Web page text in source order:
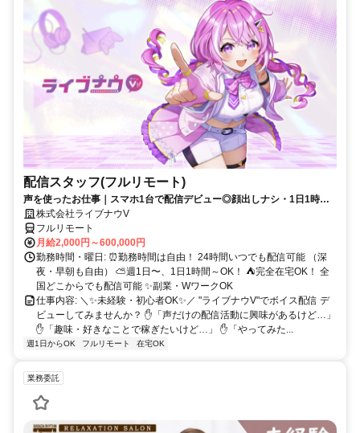
配信スタッフ(フルリモート)
声を使ったお仕事｜スマホ1台で配信デビュー◎顔出しナシ・1日1時間
～OK♪
株式会社ライブナウV
フルリモート
月給2,000円～600,000円
勤務時間・曜日: ⏰勤務時間は自由！ 24時間いつでも配信可能 （深
夜・早朝も自由） ⛅週1日〜、1日1時間～OK！ ⛺完全在宅OK！ 全
国どこからでも配信可能 ✨副業・WワークOK
仕事内容: ＼✨未経験・初心者OK✨／ "ライブナウV"でボイス配信 デ
ビューしてみませんか？ ✋「声だけの配信活動に興味があるけど…」
✋「趣味・好きなことで稼ぎたいけど…」 ✋「やってみた...
週1日からOK フルリモート 在宅OK
業務委託